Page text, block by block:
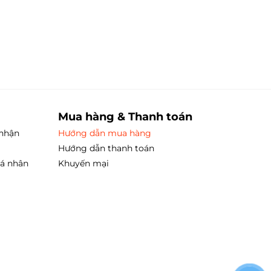
nhân
Mua hàng & Thanh toán
Hướng dẫn mua hàng
Hướng dẫn thanh toán
Khuyến mại